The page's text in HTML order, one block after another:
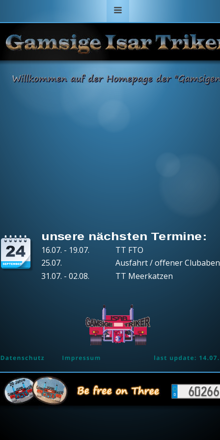
unsere nächsten Termine:
16.07. - 19.07.
TT FTO
25.07.
Ausfahrt / offener
31.07. - 02.08.
TT Meerkatzen